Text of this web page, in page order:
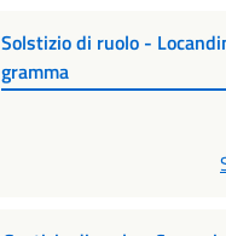
Solstizio di ruolo -
gramma